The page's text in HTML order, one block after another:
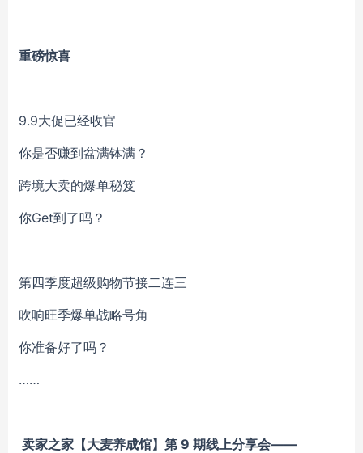
重磅惊喜
9.9大促已经收官
你是否赚到盆满钵满？
跨境大卖的爆单秘笈
你Get到了吗？
第四季度超级购物节接二连三
吹响旺季爆单战略号角
你准备好了吗？
……
卖家之家【大麦养成馆】第 9 期线上分享会——